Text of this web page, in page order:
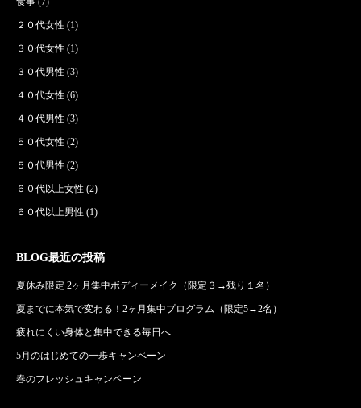
２０代女性 (1)
３０代女性 (1)
３０代男性 (3)
４０代女性 (6)
４０代男性 (3)
５０代女性 (2)
５０代男性 (2)
６０代以上女性 (2)
６０代以上男性 (1)
BLOG最近の投稿
夏休み限定 2ヶ月集中ボディーメイク（限定３→残り１名）
夏までに本気で変わる！2ヶ月集中プログラム（限定5→2名）
疲れにくい身体と集中できる毎日へ
5月のはじめての一歩キャンペーン
春のフレッシュキャンペーン